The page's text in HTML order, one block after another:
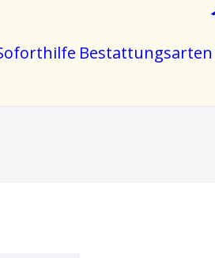
Bestattungsarten